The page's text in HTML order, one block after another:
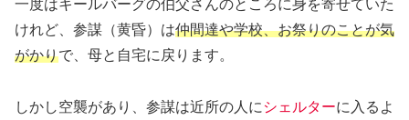
一度はキールバーグの伯父さんのところに身を寄せていた
けれど、参謀（黄昏）は仲間達や学校、お祭りのことが気
がかりで、母と自宅に戻ります。
しかし空襲があり、参謀は近所の人に シェルターに入るよ